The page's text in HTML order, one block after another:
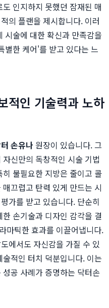
인지하지 못했던 잠재된 매
의 플랜을 제시합니다. 이러
시술에 대한 확신과 만족감을
별한 케어'를 받고 있다는 느
적인 기술력과 노하
손유나 원장이 있습니다. 그
신만의 독창적인 시술 기법
불필요한 지방은 줄이고 콜
끄럽고 탄력 있게 만드는 시
가를 받고 있습니다. 단순히
손기술과 디자인 감각을 결
마틱한 효과를 이끌어냅니다.
에서도 자신감을 가질 수 있
적인 터치 덕분입니다. 이는
공 사례가 증명하는 닥터손